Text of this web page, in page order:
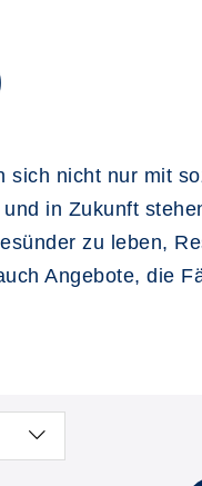
sich nicht nur mit
in Zukunft
zu leben,
Angebote, die